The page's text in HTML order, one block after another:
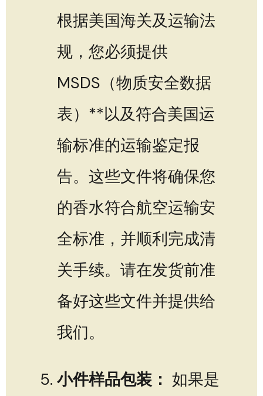
根据美国海关及运输法
规，您必须提供
MSDS（物质安全数据
表）**以及符合美国运
输标准的运输鉴定报
告。这些文件将确保您
的香水符合航空运输安
全标准，并顺利完成清
关手续。请在发货前准
备好这些文件并提供给
我们。
小件样品包装： 如果是